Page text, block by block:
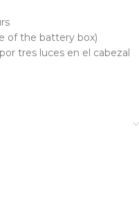
of the battery box)
tres luces en el cabezal